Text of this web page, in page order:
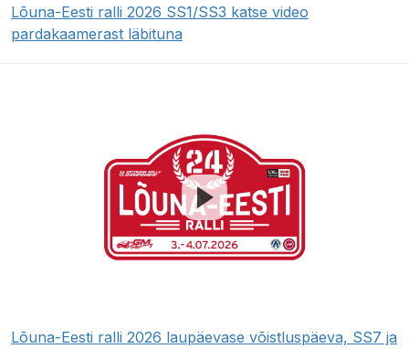
Lõuna-Eesti ralli 2026 SS1/SS3 katse video
pardakaamerast läbituna
Lõuna-Eesti ralli 2026 laupäevase võistluspäeva, SS7 ja